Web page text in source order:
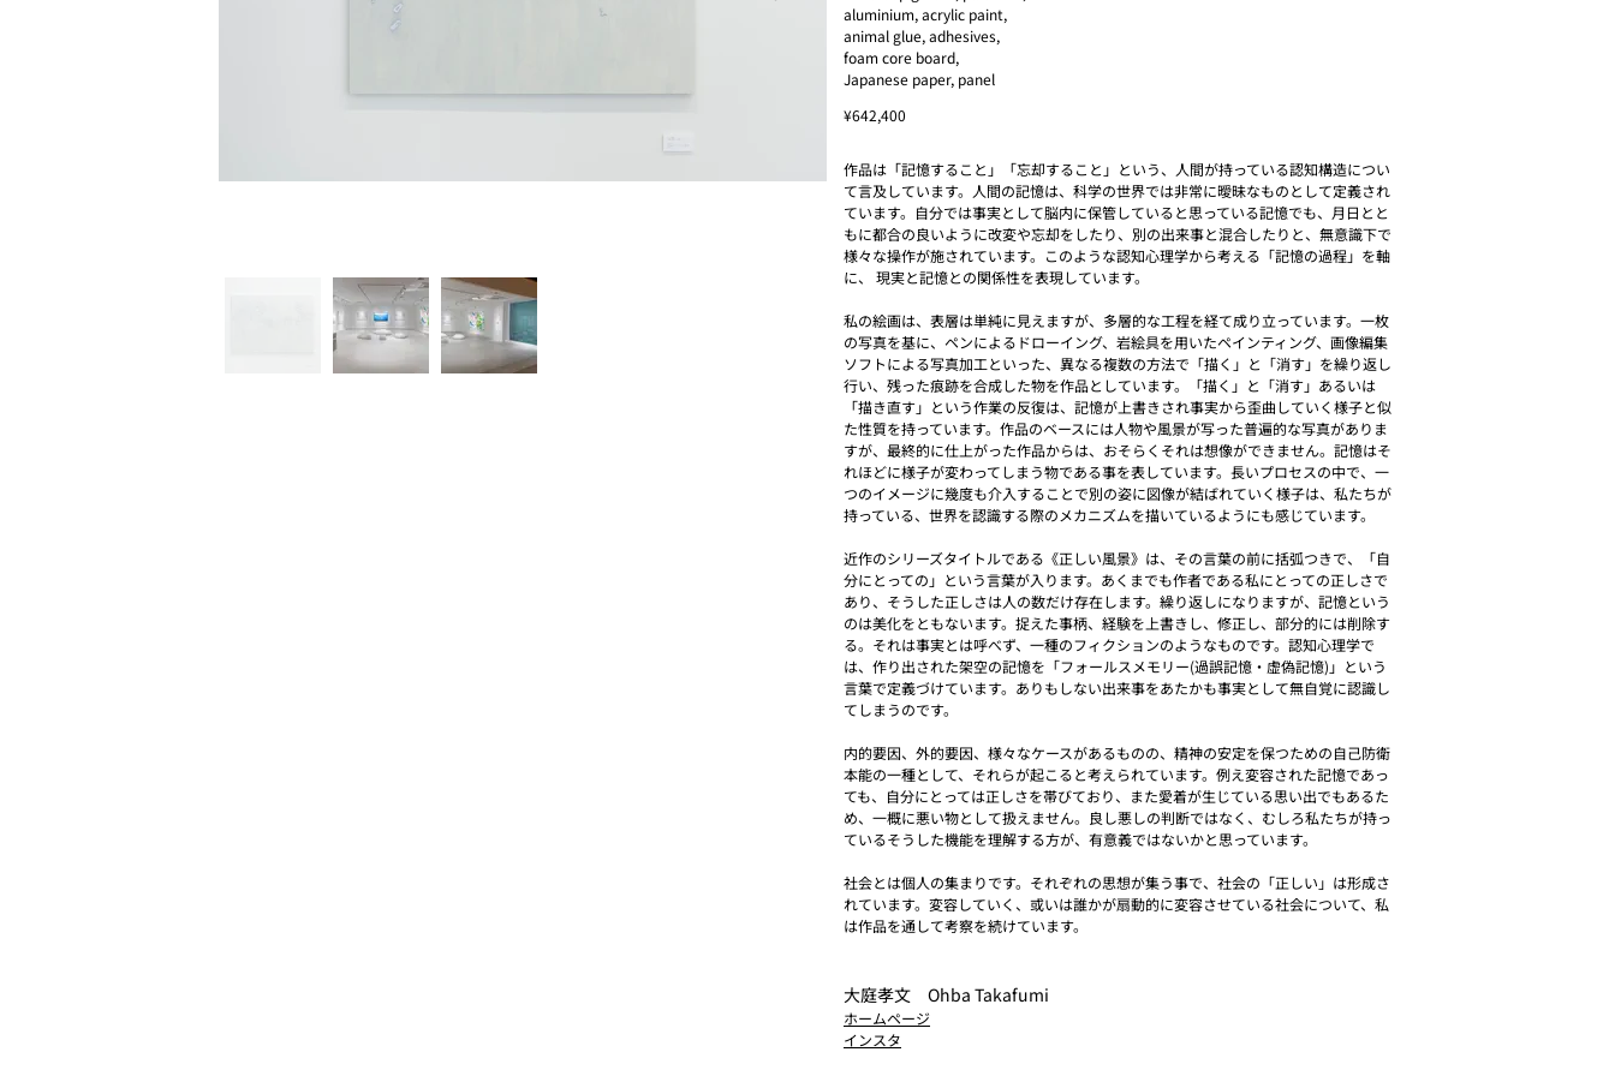
aluminium, acrylic paint,
animal glue, adhesives,
foam core board,
Japanese paper, panel
¥642,400
作品は「記憶すること」「忘却すること」という、人間が持っている認知構造につい
て言及しています。人間の記憶は、科学の世界では非常に曖昧なものとして定義され
ています。自分では事実として脳内に保管していると思っている記憶でも、月日とと
もに都合の良いように改変や忘却をしたり、別の出来事と混合したりと、無意識下で
様々な操作が施されています。このような認知心理学から考える「記憶の過程」を軸
に、 現実と記憶との関係性を表現しています。
私の絵画は、表層は単純に見えますが、多層的な工程を経て成り立っています。一枚
の写真を基に、ペンによるドローイング、岩絵具を用いたペインティング、画像編集
ソフトによる写真加工といった、異なる複数の方法で「描く」と「消す」を繰り返し
行い、残った痕跡を合成した物を作品としています。「描く」と「消す」あるいは
「描き直す」という作業の反復は、記憶が上書きされ事実から歪曲していく様子と似
た性質を持っています。作品のベースには人物や風景が写った普遍的な写真がありま
すが、最終的に仕上がった作品からは、おそらくそれは想像ができません。記憶はそ
れほどに様子が変わってしまう物である事を表しています。長いプロセスの中で、一
つのイメージに幾度も介入することで別の姿に図像が結ばれていく様子は、私たちが
持っている、世界を認識する際のメカニズムを描いているようにも感じています。
近作のシリーズタイトルである《正しい風景》は、その言葉の前に括弧つきで、「自
分にとっての」という言葉が入ります。あくまでも作者である私にとっての正しさで
あり、そうした正しさは人の数だけ存在します。繰り返しになりますが、記憶という
のは美化をともないます。捉えた事柄、経験を上書きし、修正し、部分的には削除す
る。それは事実とは呼べず、一種のフィクションのようなものです。認知心理学で
は、作り出された架空の記憶を「フォールスメモリー(過誤記憶・虚偽記憶)」という
言葉で定義づけています。ありもしない出来事をあたかも事実として無自覚に認識し
てしまうのです。
内的要因、外的要因、様々なケースがあるものの、精神の安定を保つための自己防衛
本能の一種として、それらが起こると考えられています。例え変容された記憶であっ
ても、自分にとっては正しさを帯びており、また愛着が生じている思い出でもあるた
め、一概に悪い物として扱えません。良し悪しの判断ではなく、むしろ私たちが持っ
ているそうした機能を理解する方が、有意義ではないかと思っています。
社会とは個人の集まりです。それぞれの思想が集う事で、社会の「正しい」は形成さ
れています。変容していく、或いは誰かが扇動的に変容させている社会について、私
は作品を通して考察を続けています。
大庭孝文 Ohba Takafumi
ホームページ
インスタ